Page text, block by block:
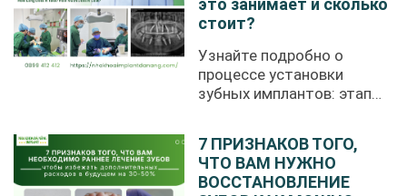
это занимает и сколько
стоит?
Узнайте подробно о
процессе установки
зубных имплантов: этапы
7 ПРИЗНАКОВ ТОГО,
ЧТО ВАМ НУЖНО
ВОССТАНОВЛЕНИЕ